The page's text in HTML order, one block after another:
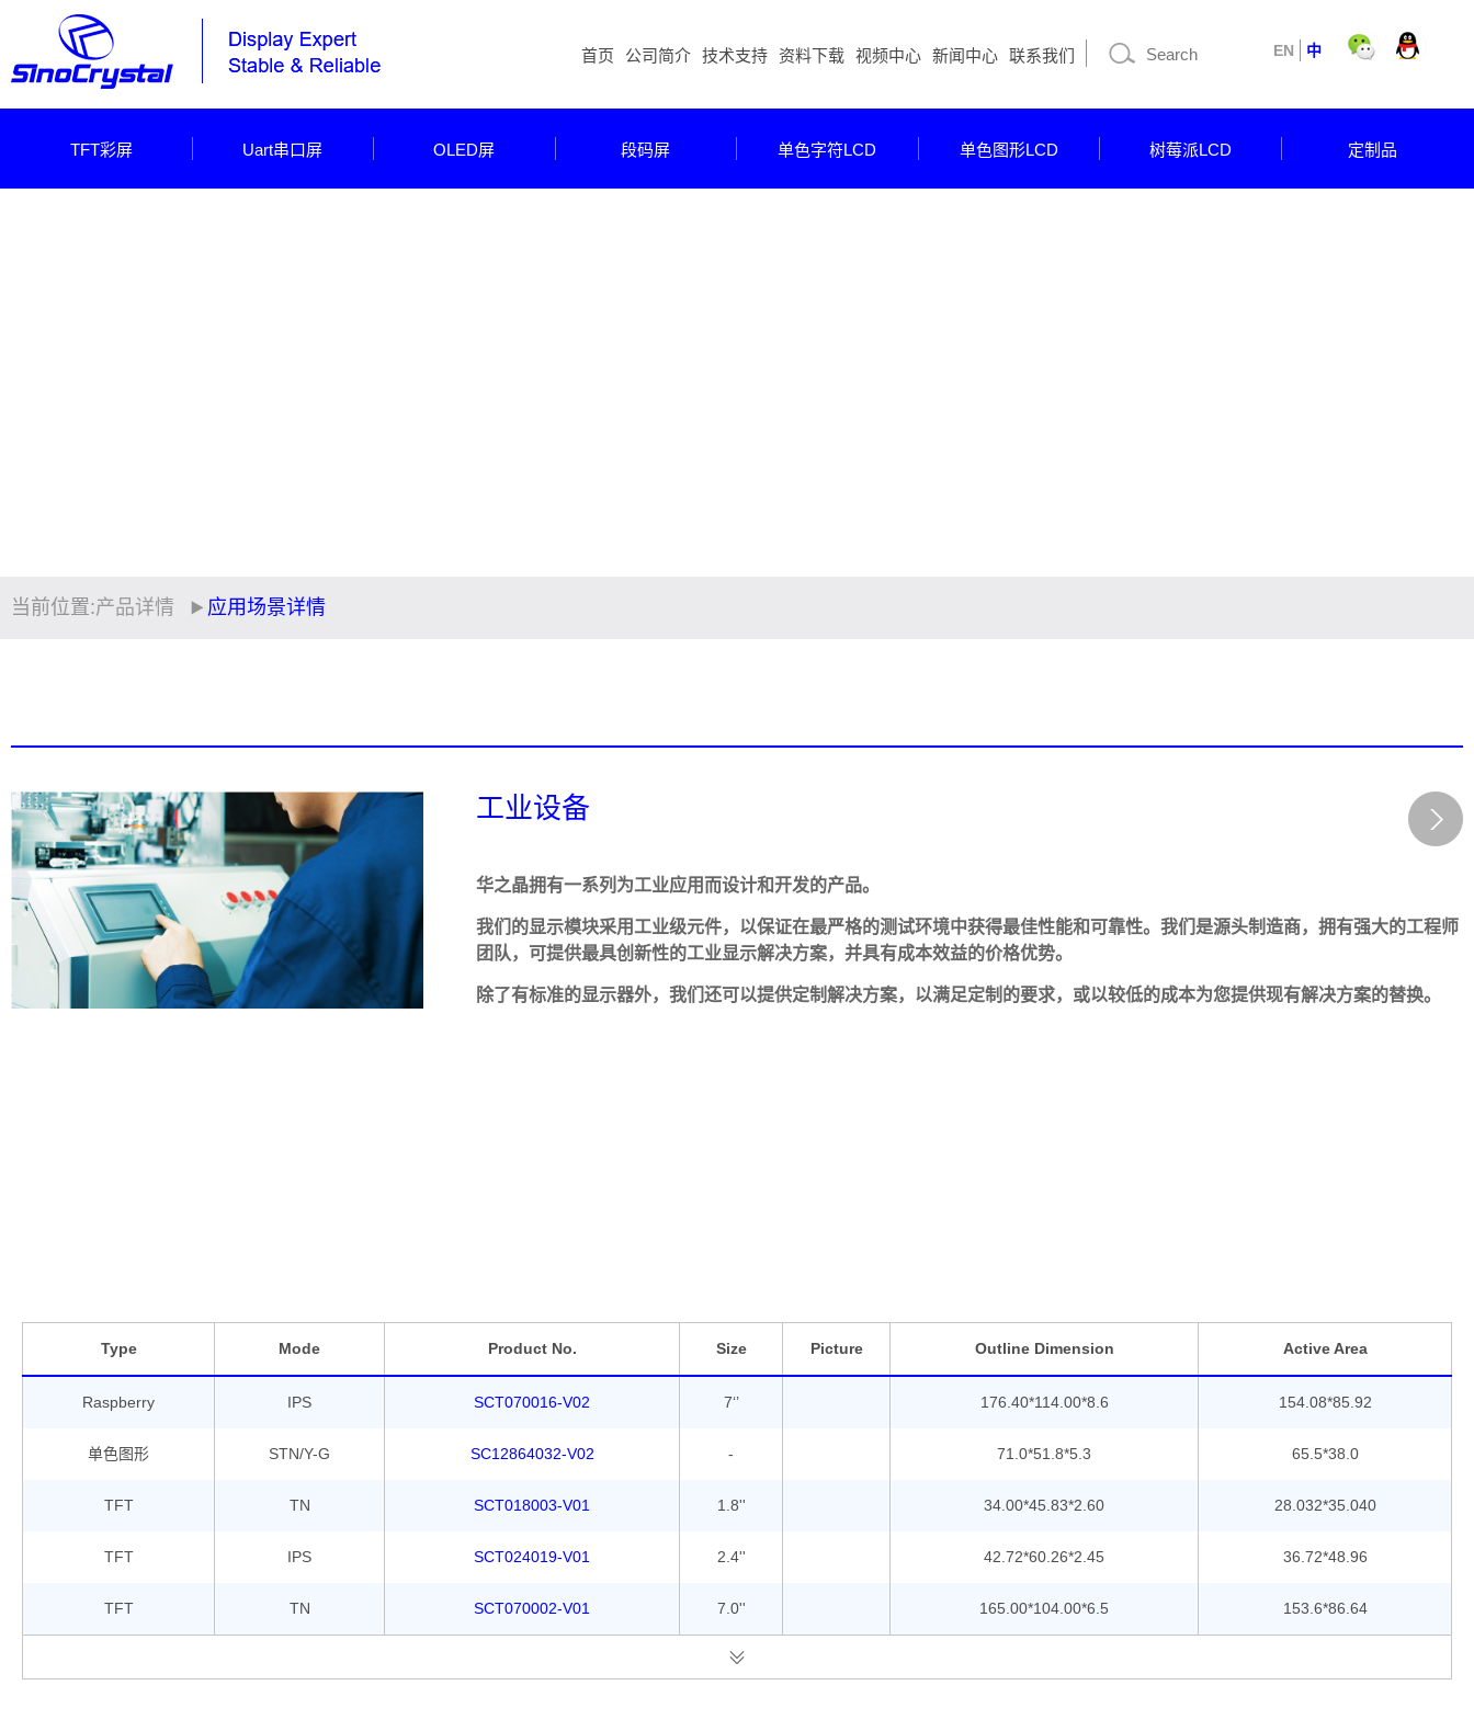
EN 中
首页 公司简介 技术支持 资料下载 视频中心 新闻中心 联系我们
TFT彩屏 Uart串口屏 OLED屏 段码屏 单色字符LCD 单色图形LCD 树莓派LCD 定制品
当前位置:产品详情 应用场景详情
工业设备
华之晶拥有一系列为工业应用而设计和开发的产品。
我们的显示模块采用工业级元件，以保证在最严格的测试环境中获得最佳性能和可靠性。我们是源头制造商，拥有强大的工程师
团队，可提供最具创新性的工业显示解决方案，并具有成本效益的价格优势。
除了有标准的显示器外，我们还可以提供定制解决方案，以满足定制的要求，或以较低的成本为您提供现有解决方案的替换。
Type Mode Product No. Size Picture Outline Dimension Active Area
Raspberry IPS SCT070016-V02 7‘’ 176.40*114.00*8.6 154.08*85.92
单色图形 STN/Y-G SC12864032-V02 - 71.0*51.8*5.3 65.5*38.0
TFT TN SCT018003-V01 1.8'' 34.00*45.83*2.60 28.032*35.040
TFT IPS SCT024019-V01 2.4'' 42.72*60.26*2.45 36.72*48.96
TFT TN SCT070002-V01 7.0'' 165.00*104.00*6.5 153.6*86.64